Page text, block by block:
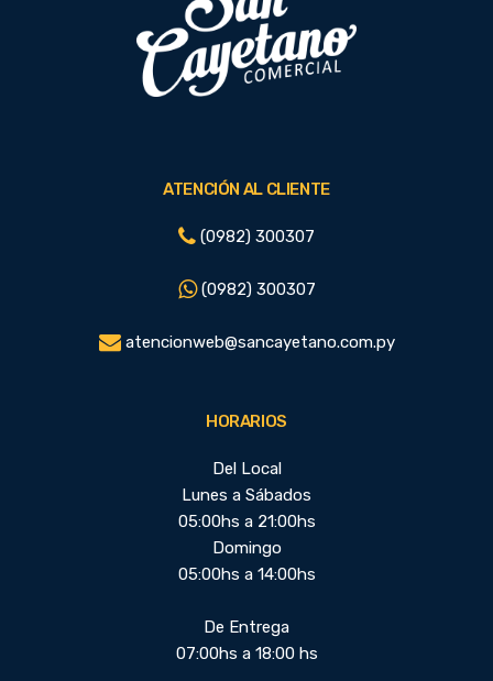
ATENCIÓN AL CLIENTE
(0982) 300307
(0982) 300307
atencionweb@sancayetano.com.py
HORARIOS
Del Local
Lunes a Sábados
05:00hs a 21:00hs
Domingo
05:00hs a 14:00hs
De Entrega
07:00hs a 18:00 hs